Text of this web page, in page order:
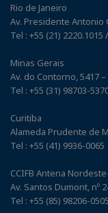
Rio de Janeiro
Av. Presidente Antonio
Tel : +55 (21) 2220.1015
Minas Gerais
Av. do Contorno, 5417
Tel : +55 (31) 98703-
Curitiba
Alameda Prudente de
Tel : +55 (41) 9936-0065
CCIFB Antena
Av. Santos Dumont, nº
Tel : +55 (85) 98206-0505